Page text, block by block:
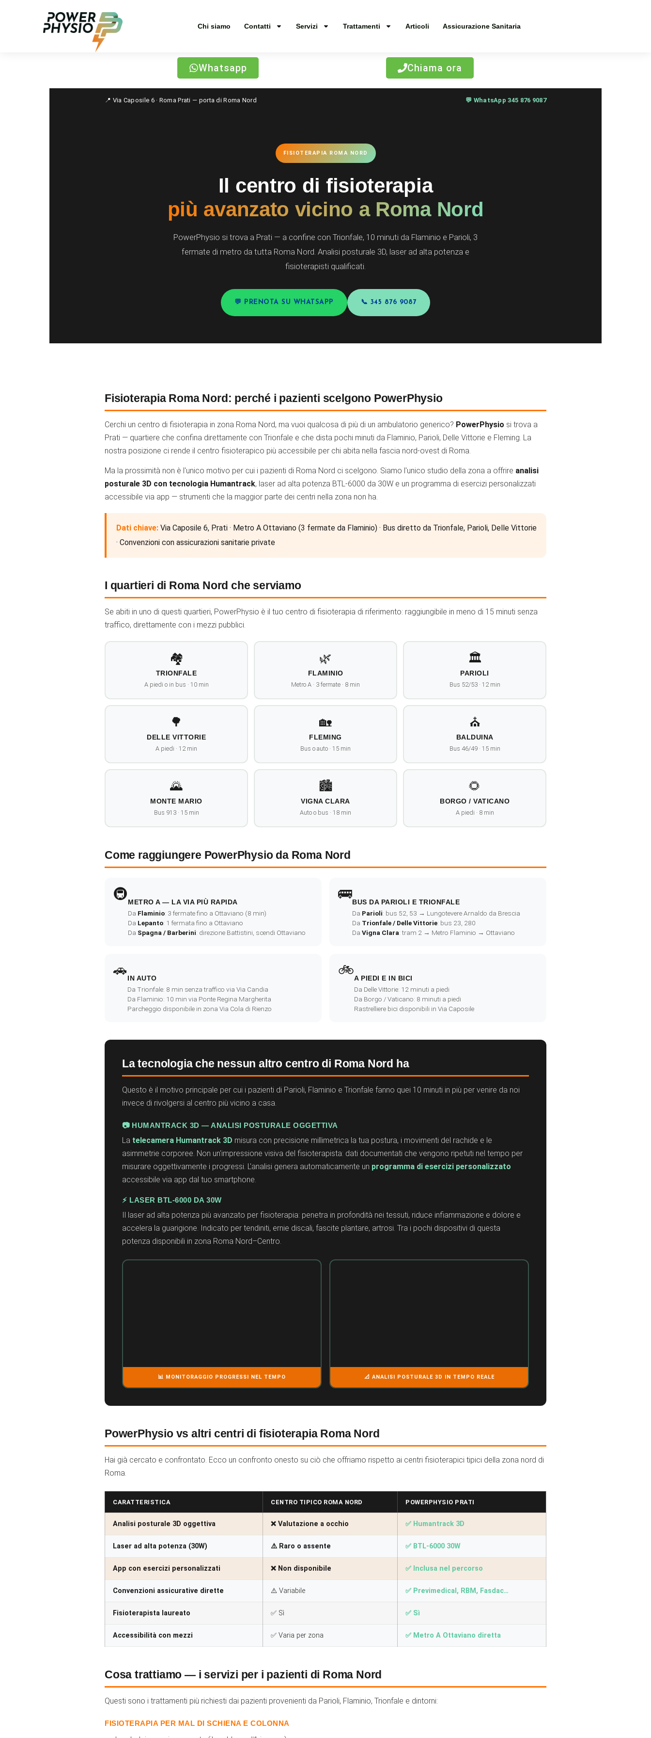
Chi siamo Contatti Servizi Trattamenti Articoli Assicurazione Sanitaria
Chiama ora
Whatsapp
📍 Via Caposile 6 · Roma Prati — porta di Roma Nord 💬 WhatsApp 345 876 9087
FISIOTERAPIA ROMA NORD
Il centro di fisioterapia
più avanzato vicino a Roma Nord
PowerPhysio si trova a Prati — a confine con Trionfale, 10 minuti da Flaminio e Parioli, 3
fermate di metro da tutta Roma Nord. Analisi posturale 3D, laser ad alta potenza e
fisioterapisti qualificati.
💬 PRENOTA SU WHATSAPP 📞 345 876 9087
Fisioterapia Roma Nord: perché i pazienti scelgono PowerPhysio
Cerchi un centro di fisioterapia in zona Roma Nord, ma vuoi qualcosa di più di un ambulatorio generico? PowerPhysio si trova a
Prati — quartiere che confina direttamente con Trionfale e che dista pochi minuti da Flaminio, Parioli, Delle Vittorie e Fleming. La
nostra posizione ci rende il centro fisioterapico più accessibile per chi abita nella fascia nord-ovest di Roma.
Ma la prossimità non è l'unico motivo per cui i pazienti di Roma Nord ci scelgono. Siamo l'unico studio della zona a offrire analisi
posturale 3D con tecnologia Humantrack, laser ad alta potenza BTL-6000 da 30W e un programma di esercizi personalizzati
accessibile via app — strumenti che la maggior parte dei centri nella zona non ha.
Dati chiave: Via Caposile 6, Prati · Metro A Ottaviano (3 fermate da Flaminio) · Bus diretto da Trionfale, Parioli, Delle Vittorie
· Convenzioni con assicurazioni sanitarie private
I quartieri di Roma Nord che serviamo
Se abiti in uno di questi quartieri, PowerPhysio è il tuo centro di fisioterapia di riferimento: raggiungibile in meno di 15 minuti senza
traffico, direttamente con i mezzi pubblici.
🏘️
TRIONFALE
A piedi o in bus · 10 min
🌿
FLAMINIO
Metro A · 3 fermate · 8 min
🏛️
PARIOLI
Bus 52/53 · 12 min
🌳
DELLE VITTORIE
A piedi · 12 min
🏡
FLEMING
Bus o auto · 15 min
⛪
BALDUINA
Bus 46/49 · 15 min
🌄
MONTE MARIO
Bus 913 · 15 min
🏙️
VIGNA CLARA
Auto o bus · 18 min
🌻
BORGO / VATICANO
A piedi · 8 min
Come raggiungere PowerPhysio da Roma Nord
🚇METRO A — LA VIA PIÙ RAPIDA
Da Flaminio: 3 fermate fino a Ottaviano (8 min)
Da Lepanto: 1 fermata fino a Ottaviano
Da Spagna / Barberini: direzione Battistini, scendi Ottaviano
🚌BUS DA PARIOLI E TRIONFALE
Da Parioli: bus 52, 53 → Lungotevere Arnaldo da Brescia
Da Trionfale / Delle Vittorie: bus 23, 280
Da Vigna Clara: tram 2 → Metro Flaminio → Ottaviano
🚗IN AUTO
Da Trionfale: 8 min senza traffico via Via Candia
Da Flaminio: 10 min via Ponte Regina Margherita
Parcheggio disponibile in zona Via Cola di Rienzo
🚲A PIEDI E IN BICI
Da Delle Vittorie: 12 minuti a piedi
Da Borgo / Vaticano: 8 minuti a piedi
Rastrelliere bici disponibili in Via Caposile
La tecnologia che nessun altro centro di Roma Nord ha
Questo è il motivo principale per cui i pazienti di Parioli, Flaminio e Trionfale fanno quei 10 minuti in più per venire da noi
invece di rivolgersi al centro più vicino a casa.
📷 HUMANTRACK 3D — ANALISI POSTURALE OGGETTIVA
La telecamera Humantrack 3D misura con precisione millimetrica la tua postura, i movimenti del rachide e le
asimmetrie corporee. Non un'impressione visiva del fisioterapista: dati documentati che vengono ripetuti nel tempo per
misurare oggettivamente i progressi. L'analisi genera automaticamente un programma di esercizi personalizzato
accessibile via app dal tuo smartphone.
⚡ LASER BTL-6000 DA 30W
Il laser ad alta potenza più avanzato per fisioterapia: penetra in profondità nei tessuti, riduce infiammazione e dolore e
accelera la guarigione. Indicato per tendiniti, ernie discali, fascite plantare, artrosi. Tra i pochi dispositivi di questa
potenza disponibili in zona Roma Nord–Centro.
📊 MONITORAGGIO PROGRESSI NEL TEMPO 📐 ANALISI POSTURALE 3D IN TEMPO REALE
PowerPhysio vs altri centri di fisioterapia Roma Nord
Hai già cercato e confrontato. Ecco un confronto onesto su ciò che offriamo rispetto ai centri fisioterapici tipici della zona nord di
Roma.
CARATTERISTICA CENTRO TIPICO ROMA NORD POWERPHYSIO PRATI
Analisi posturale 3D oggettiva ❌ Valutazione a occhio ✅ Humantrack 3D
Laser ad alta potenza (30W) ⚠️ Raro o assente ✅ BTL-6000 30W
App con esercizi personalizzati ❌ Non disponibile ✅ Inclusa nel percorso
Convenzioni assicurative dirette ⚠️ Variabile ✅ Previmedical, RBM, Fasdac…
Fisioterapista laureato ✅ Sì ✅ Sì
Accessibilità con mezzi ✅ Varia per zona ✅ Metro A Ottaviano diretta
Cosa trattiamo — i servizi per i pazienti di Roma Nord
Questi sono i trattamenti più richiesti dai pazienti provenienti da Parioli, Flaminio, Trionfale e dintorni:
FISIOTERAPIA PER MAL DI SCHIENA E COLONNA